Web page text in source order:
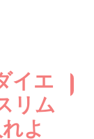
イエ
リム
よ
沢、 戸塚